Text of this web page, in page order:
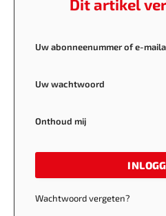
Dit artikel
Uw abonneenummer of e-
Uw wachtwoord
Onthoud mij
Wachtwoord vergeten?